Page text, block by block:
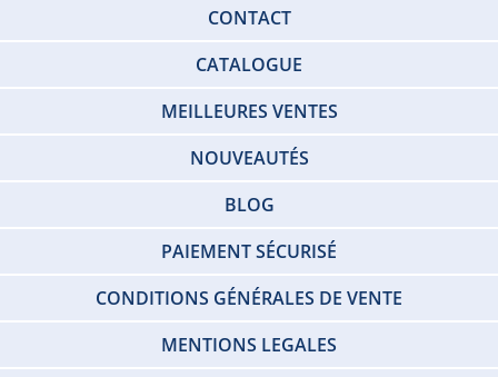
CONTACT
CATALOGUE
MEILLEURES VENTES
NOUVEAUTÉS
BLOG
PAIEMENT SÉCURISÉ
CONDITIONS GÉNÉRALES DE VENTE
MENTIONS LEGALES